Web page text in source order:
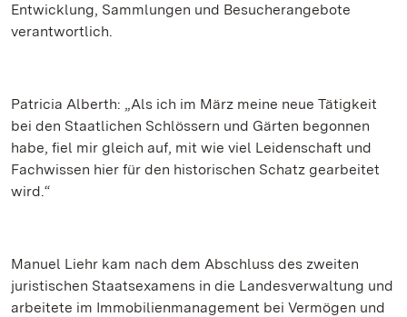
Entwicklung, Sammlungen und Besucherangebote
verantwortlich.
Patricia Alberth: „Als ich im März meine neue Tätigkeit
bei den Staatlichen Schlössern und Gärten begonnen
habe, fiel mir gleich auf, mit wie viel Leidenschaft und
Fachwissen hier für den historischen Schatz gearbeitet
wird.“
Manuel Liehr kam nach dem Abschluss des zweiten
juristischen Staatsexamens in die Landesverwaltung und
arbeitete im Immobilienmanagement bei Vermögen und